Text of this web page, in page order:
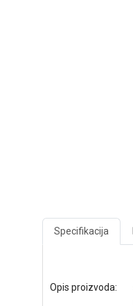
Specifikacija
Opis proizvoda: